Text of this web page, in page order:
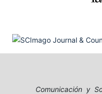
Comunicación y